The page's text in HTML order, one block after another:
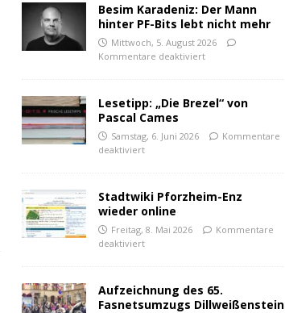
Besim Karadeniz: Der Mann
hinter PF-Bits lebt nicht mehr
Mittwoch, 5. August 2026
Kommentare deaktiviert
Lesetipp: „Die Brezel“ von
Pascal Cames
Samstag, 6. Juni 2026
Kommentare
deaktiviert
Stadtwiki Pforzheim-Enz
wieder online
Freitag, 8. Mai 2026
Kommentare
deaktiviert
Aufzeichnung des 65.
Fasnetsumzugs Dillweißenstein